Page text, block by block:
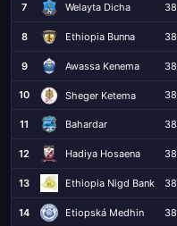
7 Welayta Dicha 38
8 Ethiopia Bunna 38
9 Awassa Kenema 38
10 Sheger Ketema 38
11 Bahardar 38
12 Hadiya Hosaena 38
13 Ethiopia Nigd Bank 38
14 Etiopská Medhin 38